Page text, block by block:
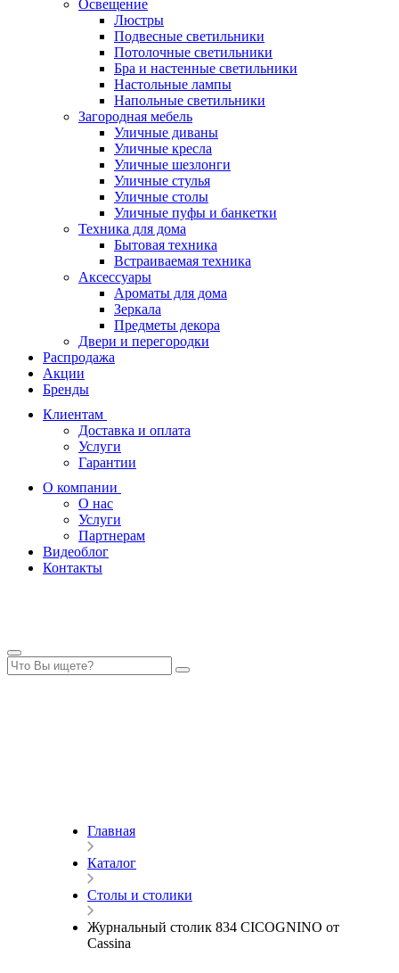
Освещение
Люстры
Подвесные светильники
Потолочные светильники
Бра и настенные светильники
Настольные лампы
Напольные светильники
Загородная мебель
Уличные диваны
Уличные кресла
Уличные шезлонги
Уличные стулья
Уличные столы
Уличные пуфы и банкетки
Техника для дома
Бытовая техника
Встраиваемая техника
Аксессуары
Ароматы для дома
Зеркала
Предметы декора
Двери и перегородки
Распродажа
Акции
Бренды
Клиентам
Доставка и оплата
Услуги
Гарантии
О компании
О нас
Услуги
Партнерам
Видеоблог
Контакты
Главная
Каталог
Столы и столики
Журнальный столик 834 CICOGNINO от
Cassina